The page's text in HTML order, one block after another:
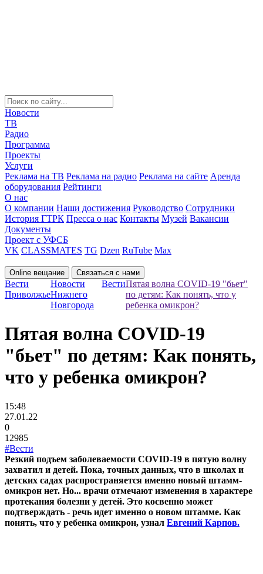
Новости
ТВ
Радио
Программа
Проекты
Услуги
Реклама на ТВ Реклама на радио Реклама на сайте Аренда
оборудования Рейтинги
О нас
О компании Наши достижения Руководство Сотрудники
История ГТРК Пресса о нас Контакты Музей Вакансии
Документы
Проект с УФСБ
VK CLASSMATES TG Dzen RuTube Max
Online вещание Связаться с нами
Вести
Приволжье
Новости
Нижнего
Новгорода
ВестиПятая волна COVID-19 "бьет"
по детям: Как понять, что у
ребенка омикрон?
Пятая волна COVID-19
"бьет" по детям: Как понять,
что у ребенка омикрон?
15:48
27.01.22
0
12985
#Вести
Резкий подъем заболеваемости COVID-19 в пятую волну
захватил и детей. Пока, точных данных, что в школах и
детских садах распространяется именно новый штамм-
омикрон нет. Но... врачи отмечают изменения в характере
протекания болезни у детей. Это косвенно может
подтверждать - речь идет именно о новом штамме. Как
понять, что у ребенка омикрон, узнал Евгений Карпов.